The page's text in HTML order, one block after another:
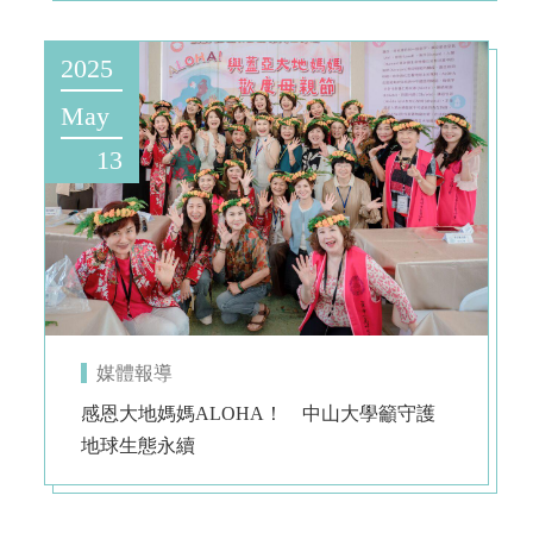
2025
May
13
媒體報導
感恩大地媽媽ALOHA！ 中山大學籲守護
地球生態永續